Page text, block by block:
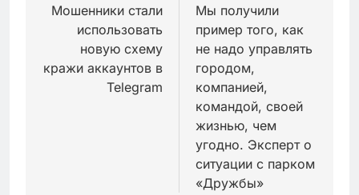
по
записям
Мошенники стали
использовать
новую схему
кражи аккаунтов в
Telegram
Мы получили
пример того, как
не надо управлять
городом,
компанией,
командой, своей
жизнью, чем
угодно. Эксперт о
ситуации с парком
«Дружбы»